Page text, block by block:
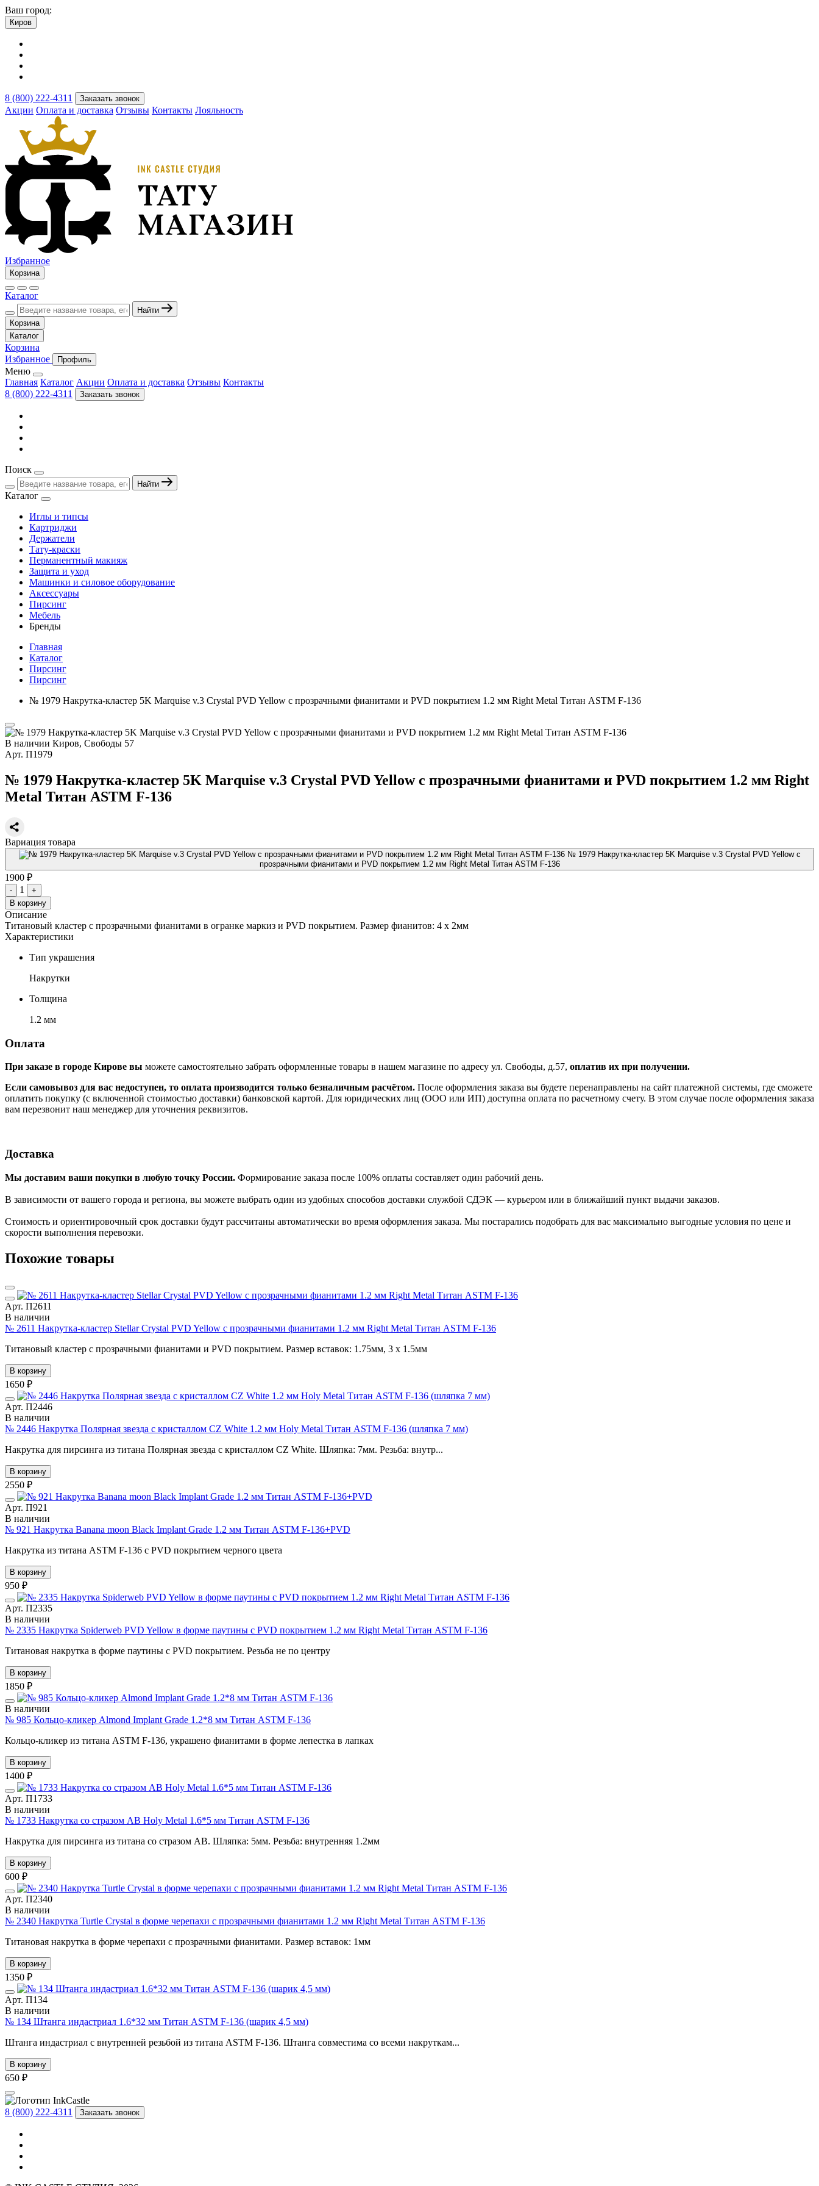
Ваш город:
Киров
8 (800) 222-4311 Заказать звонок
Акции Оплата и доставка Отзывы Контакты Лояльность
Избранное
Корзина
Каталог
Найти
Корзина
Каталог
Корзина
Избранное
Профиль
Меню
Главная Каталог Акции Оплата и доставка Отзывы Контакты
8 (800) 222-4311
Заказать звонок
Поиск
Найти
Каталог
Иглы и типсы
Картриджи
Держатели
Тату-краски
Перманентный макияж
Защита и уход
Машинки и силовое оборудование
Аксессуары
Пирсинг
Мебель
Бренды
Главная
Каталог
Пирсинг
Пирсинг
№ 1979 Накрутка-кластер 5K Marquise v.3 Crystal PVD Yellow с прозрачными фианитами и PVD покрытием 1.2 мм Right Metal Титан ASTM F-136
В наличии Киров, Свободы 57
Арт. П1979
№ 1979 Накрутка-кластер 5K Marquise v.3 Crystal PVD Yellow с прозрачными фианитами и PVD покрытием 1.2 мм Right
Metal Титан ASTM F-136
Вариация товара
№ 1979 Накрутка-кластер 5K Marquise v.3 Crystal PVD Yellow с
прозрачными фианитами и PVD покрытием 1.2 мм Right Metal Титан ASTM F-136
1900 ₽
- 1
+
В корзину
Описание
Титановый кластер с прозрачными фианитами в огранке маркиз и PVD покрытием. Размер фианитов: 4 х 2мм
Характеристики
Тип украшения
Накрутки
Толщина
1.2 мм
Оплата
При заказе в городе Кирове вы можете самостоятельно забрать оформленные товары в нашем магазине по адресу ул. Свободы, д.57, оплатив их при получении.
Если самовывоз для вас недоступен, то оплата производится только безналичным расчётом. После оформления заказа вы будете перенаправлены на сайт платежной системы, где сможете
оплатить покупку (с включенной стоимостью доставки) банковской картой. Для юридических лиц (ООО или ИП) доступна оплата по расчетному счету. В этом случае после оформления заказа
вам перезвонит наш менеджер для уточнения реквизитов.
Доставка
Мы доставим ваши покупки в любую точку России. Формирование заказа после 100% оплаты составляет один рабочий день.
В зависимости от вашего города и региона, вы можете выбрать один из удобных способов доставки службой СДЭК — курьером или в ближайший пункт выдачи заказов.
Стоимость и ориентировочный срок доставки будут рассчитаны автоматически во время оформления заказа. Мы постарались подобрать для вас максимально выгодные условия по цене и
скорости выполнения перевозки.
Похожие товары
Арт. П2611
В наличии
№ 2611 Накрутка-кластер Stellar Crystal PVD Yellow с прозрачными фианитами 1.2 мм Right Metal Титан ASTM F-136
Титановый кластер с прозрачными фианитами и PVD покрытием. Размер вставок: 1.75мм, 3 х 1.5мм
В корзину
1650 ₽
Арт. П2446
В наличии
№ 2446 Накрутка Полярная звезда с кристаллом CZ White 1.2 мм Holy Metal Титан ASTM F-136 (шляпка 7 мм)
Накрутка для пирсинга из титана Полярная звезда с кристаллом CZ White. Шляпка: 7мм. Резьба: внутр...
В корзину
2550 ₽
Арт. П921
В наличии
№ 921 Накрутка Banana moon Black Implant Grade 1.2 мм Титан ASTM F-136+PVD
Накрутка из титана ASTM F-136 c PVD покрытием черного цвета
В корзину
950 ₽
Арт. П2335
В наличии
№ 2335 Накрутка Spiderweb PVD Yellow в форме паутины с PVD покрытием 1.2 мм Right Metal Титан ASTM F-136
Титановая накрутка в форме паутины с PVD покрытием. Резьба не по центру
В корзину
1850 ₽
В наличии
№ 985 Кольцо-кликер Almond Implant Grade 1.2*8 мм Титан ASTM F-136
Кольцо-кликер из титана ASTM F-136, украшено фианитами в форме лепестка в лапках
В корзину
1400 ₽
Арт. П1733
В наличии
№ 1733 Накрутка со стразом AB Holy Metal 1.6*5 мм Титан ASTM F-136
Накрутка для пирсинга из титана со стразом АВ. Шляпка: 5мм. Резьба: внутренняя 1.2мм
В корзину
600 ₽
Арт. П2340
В наличии
№ 2340 Накрутка Turtle Crystal в форме черепахи с прозрачными фианитами 1.2 мм Right Metal Титан ASTM F-136
Титановая накрутка в форме черепахи с прозрачными фианитами. Размер вставок: 1мм
В корзину
1350 ₽
Арт. П134
В наличии
№ 134 Штанга индастриал 1.6*32 мм Титан ASTM F-136 (шарик 4,5 мм)
Штанга индастриал с внутренней резьбой из титана ASTM F-136. Штанга совместима со всеми накруткам...
В корзину
650 ₽
8 (800) 222-4311 Заказать звонок